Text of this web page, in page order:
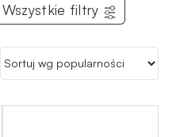
Wszystkie filtry